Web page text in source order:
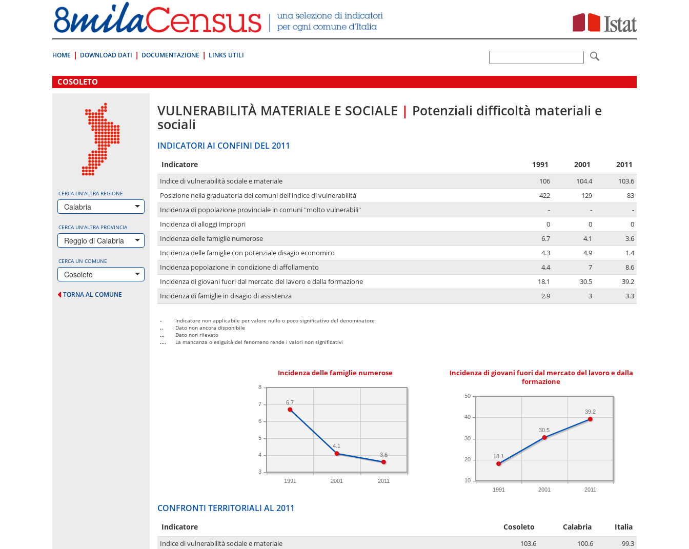
direttamente
a:
Contenuto
HOME DOWNLOAD DATI DOCUMENTAZIONE LINKS UTILI
.
COSOLETO
CERCA UN'ALTRA REGIONE
Calabria
CERCA UN'ALTRA PROVINCIA
Reggio di Calabria
CERCA UN COMUNE
Cosoleto
TORNA AL COMUNE
VULNERABILITÀ MATERIALE E SOCIALE | Potenziali difficoltà materiali e
sociali
INDICATORI AI CONFINI DEL 2011
Indicatore 1991 2001 2011
Indice di vulnerabilità sociale e materiale 106 104.4
103.6
Posizione nella graduatoria dei comuni dell'indice di vulnerabilità
422 129
83
Incidenza di popolazione provinciale in comuni "molto vulnerabili"
- -
-
Incidenza di alloggi impropri
0 0
0
Incidenza delle famiglie numerose
6.7 4.1
3.6
Incidenza delle famiglie con potenziale disagio economico
4.3 4.9
1.4
Incidenza popolazione in condizione di affollamento
4.4 7
8.6
Incidenza di giovani fuori dal mercato del lavoro e dalla formazione
18.1 30.5
39.2
Incidenza di famiglie in disagio di assistenza
2.9 3 3.3
-
Indicatore non applicabile per valore nullo o poco significativo del denominatore
..
Dato non ancora disponibile
...
Dato non rilevato
....
La mancanza o esiguità del fenomeno rende i valori non significativi
Incidenza delle famiglie numerose
1991 2001 2011
3
4
5
6
7
8
3.6
4.1
6.7
Incidenza di giovani fuori dal mercato del lavoro e dalla
formazione
1991 2001 2011
10
20
30
40
50
39.2
30.5
18.1
CONFRONTI TERRITORIALI AL 2011
Indicatore Cosoleto Calabria Italia
Indice di vulnerabilità sociale e materiale 103.6 100.6
99.3